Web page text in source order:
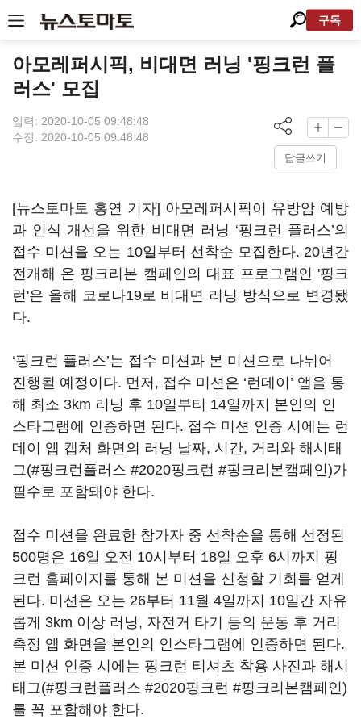
구독
아모레퍼시픽, 비대면 러닝 '핑크런 플
러스' 모집
입력: 2020-10-05 09:48:48
수정: 2020-10-05 09:48:48
답글쓰기
[뉴스토마토 홍연 기자] 아모레퍼시픽이 유방암 예방
과 인식 개선을 위한 비대면 러닝 ‘핑크런 플러스’의
접수 미션을 오는 10일부터 선착순 모집한다. 20년간
전개해 온 핑크리본 캠페인의 대표 프로그램인 '핑크
런'은 올해 코로나19로 비대면 러닝 방식으로 변경됐
다.
‘핑크런 플러스’는 접수 미션과 본 미션으로 나뉘어
진행될 예정이다. 먼저, 접수 미션은 ‘런데이’ 앱을 통
해 최소 3km 러닝 후 10일부터 14일까지 본인의 인
스타그램에 인증하면 된다. 접수 미션 인증 시에는 런
데이 앱 캡처 화면의 러닝 날짜, 시간, 거리와 해시태
그(#핑크런플러스 #2020핑크런 #핑크리본캠페인)가
필수로 포함돼야 한다.
접수 미션을 완료한 참가자 중 선착순을 통해 선정된
500명은 16일 오전 10시부터 18일 오후 6시까지 핑
크런 홈페이지를 통해 본 미션을 신청할 기회를 얻게
된다. 미션은 오는 26부터 11월 4일까지 10일간 자유
롭게 3km 이상 러닝, 자전거 타기 등의 운동 후 거리
측정 앱 화면을 본인의 인스타그램에 인증하면 된다.
본 미션 인증 시에는 핑크런 티셔츠 착용 사진과 해시
태그(#핑크런플러스 #2020핑크런 #핑크리본캠페인)
를 꼭 포함해야 한다.